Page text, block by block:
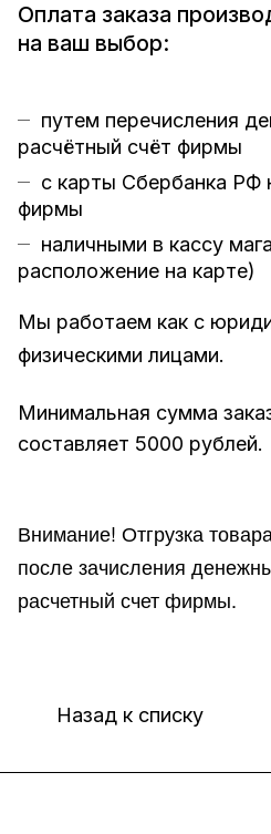
Оплата заказа
на ваш выбор:
путем перечисления
расчётный счёт фирмы
с карты Сбербанка РФ
фирмы
наличными в кассу
расположение на карте)
Мы работаем как с
физическими лицами.
Минимальная сумма
составляет
Внимание! Отгрузка
после зачисления
расчетный счет фирмы.
Назад к списку